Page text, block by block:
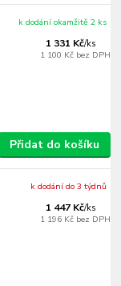
1 331 Kč/ks
1 100 Kč bez DPH
k dodání okamžitě 2 ks
Přidat do košíku
1 447 Kč/ks
1 196 Kč bez DPH
k dodání do 3 týdnů